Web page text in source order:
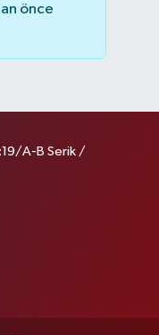
önce
A-B Serik /